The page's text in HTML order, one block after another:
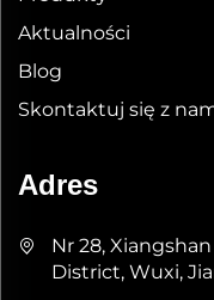
Aktualności
Blog
Skontaktuj się z
Adres
Nr 28,
District, Wuxi,